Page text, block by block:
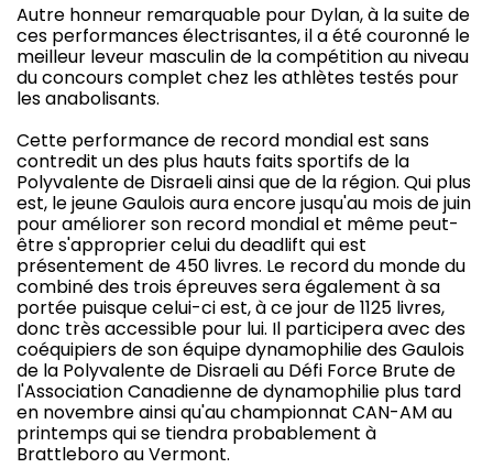
Autre honneur remarquable pour Dylan, à la suite de
ces performances électrisantes, il a été couronné le
meilleur leveur masculin de la compétition au niveau
du concours complet chez les athlètes testés pour
les anabolisants.
Cette performance de record mondial est sans
contredit un des plus hauts faits sportifs de la
Polyvalente de Disraeli ainsi que de la région. Qui plus
est, le jeune Gaulois aura encore jusqu'au mois de juin
pour améliorer son record mondial et même peut-
être s'approprier celui du deadlift qui est
présentement de 450 livres. Le record du monde du
combiné des trois épreuves sera également à sa
portée puisque celui-ci est, à ce jour de 1125 livres,
donc très accessible pour lui. Il participera avec des
coéquipiers de son équipe dynamophilie des Gaulois
de la Polyvalente de Disraeli au Défi Force Brute de
l'Association Canadienne de dynamophilie plus tard
en novembre ainsi qu'au championnat CAN-AM au
printemps qui se tiendra probablement à
Brattleboro au Vermont.